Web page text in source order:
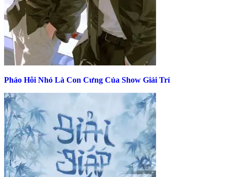
Pháo Hôi Nhỏ Là Con Cưng Của Show Giải Trí